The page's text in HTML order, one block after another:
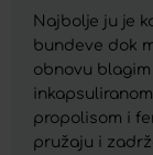
Najbolje ju je
bundeve dok
obnovu
propolisom i
pružaju i